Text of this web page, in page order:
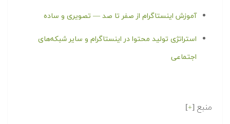
آموزش اینستاگرام از صفر تا صد — تصویری و ساده
استراتژی تولید محتوا در اینستاگرام و سایر شبکه‌های
اجتماعی
منبع [+
]